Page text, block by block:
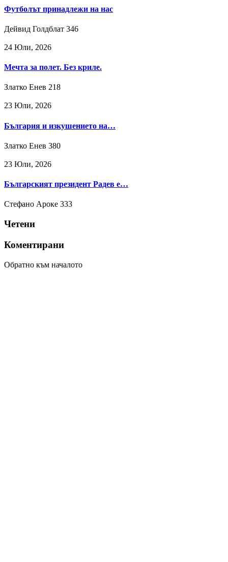
Футболът принадлежи на нас
Дейвид Голдблат 346
24 Юли, 2026
Мечта за полет. Без криле.
Златко Енев 218
23 Юли, 2026
България и изкушението на…
Златко Енев 380
23 Юли, 2026
Българският президент Радев е…
Стефано Ароке 333
Четени
Коментирани
Обратно към началото